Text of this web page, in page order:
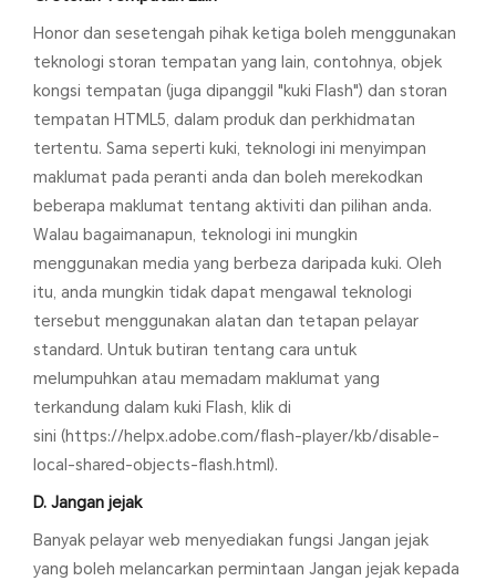
Honor dan sesetengah pihak ketiga boleh menggunakan
teknologi storan tempatan yang lain, contohnya, objek
kongsi tempatan (juga dipanggil "kuki Flash") dan storan
tempatan HTML5, dalam produk dan perkhidmatan
tertentu. Sama seperti kuki, teknologi ini menyimpan
maklumat pada peranti anda dan boleh merekodkan
beberapa maklumat tentang aktiviti dan pilihan anda.
Walau bagaimanapun, teknologi ini mungkin
menggunakan media yang berbeza daripada kuki. Oleh
itu, anda mungkin tidak dapat mengawal teknologi
tersebut menggunakan alatan dan tetapan pelayar
standard. Untuk butiran tentang cara untuk
melumpuhkan atau memadam maklumat yang
terkandung dalam kuki Flash, klik di
sini (https://helpx.adobe.com/flash-player/kb/disable-
local-shared-objects-flash.html).
D. Jangan jejak
Banyak pelayar web menyediakan fungsi Jangan jejak
yang boleh melancarkan permintaan Jangan jejak kepada